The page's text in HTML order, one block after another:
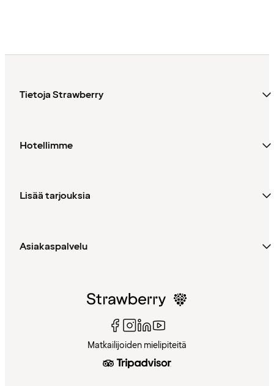
Tietoja Strawberry
Hotellimme
Lisää tarjouksia
Asiakaspalvelu
Matkailijoiden mielipiteitä